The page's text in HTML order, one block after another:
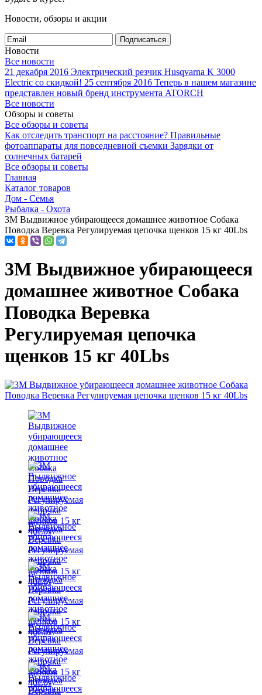
Новости, обзоры и акции
Подписаться
Новости
Все новости
21 декабря 2016 Электрический резчик Husqvarna K 3000
Electric со скидкой! 25 сентября 2016 Теперь в нашем магазине
представлен новый бренд инструмента ATORCH
Все новости
Обзоры и советы
Все обзоры и советы
Как отследить транспорт на расстояние? Правильные
фотоаппараты для повседневной съемки Зарядки от
солнечных батарей
Все обзоры и советы
Главная
Каталог товаров
Дом - Семья
Рыбалка - Охота
3M Выдвижное убирающееся домашнее животное Собака
Поводка Веревка Регулируемая цепочка щенков 15 кг 40Lbs
3M Выдвижное убирающееся
домашнее животное Собака
Поводка Веревка
Регулируемая цепочка
щенков 15 кг 40Lbs